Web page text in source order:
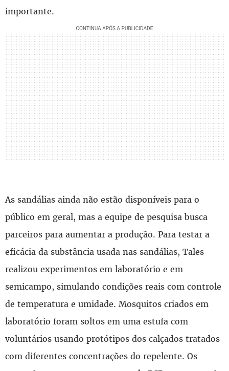
importante.
As sandálias ainda não estão disponíveis para o
público em geral, mas a equipe de pesquisa busca
parceiros para aumentar a produção. Para testar a
eficácia da substância usada nas sandálias, Tales
realizou experimentos em laboratório e em
semicampo, simulando condições reais com controle
de temperatura e umidade. Mosquitos criados em
laboratório foram soltos em uma estufa com
voluntários usando protótipos dos calçados tratados
com diferentes concentrações do repelente. Os